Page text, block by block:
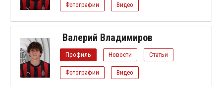
Фотографии Видео
Валерий Владимиров
Профиль Новости Статьи
Фотографии Видео